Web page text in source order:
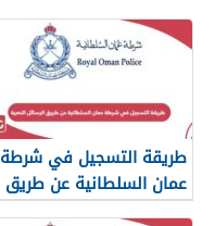
طريقة التسجيل في شرطة
عمان السلطانية عن طريق
الرسائل النصية